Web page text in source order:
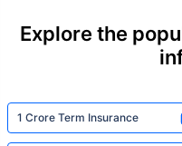
statistic, he sees
someone to sit
built to do. In his
avoiding
Explore the
1 Crore Term Insurance